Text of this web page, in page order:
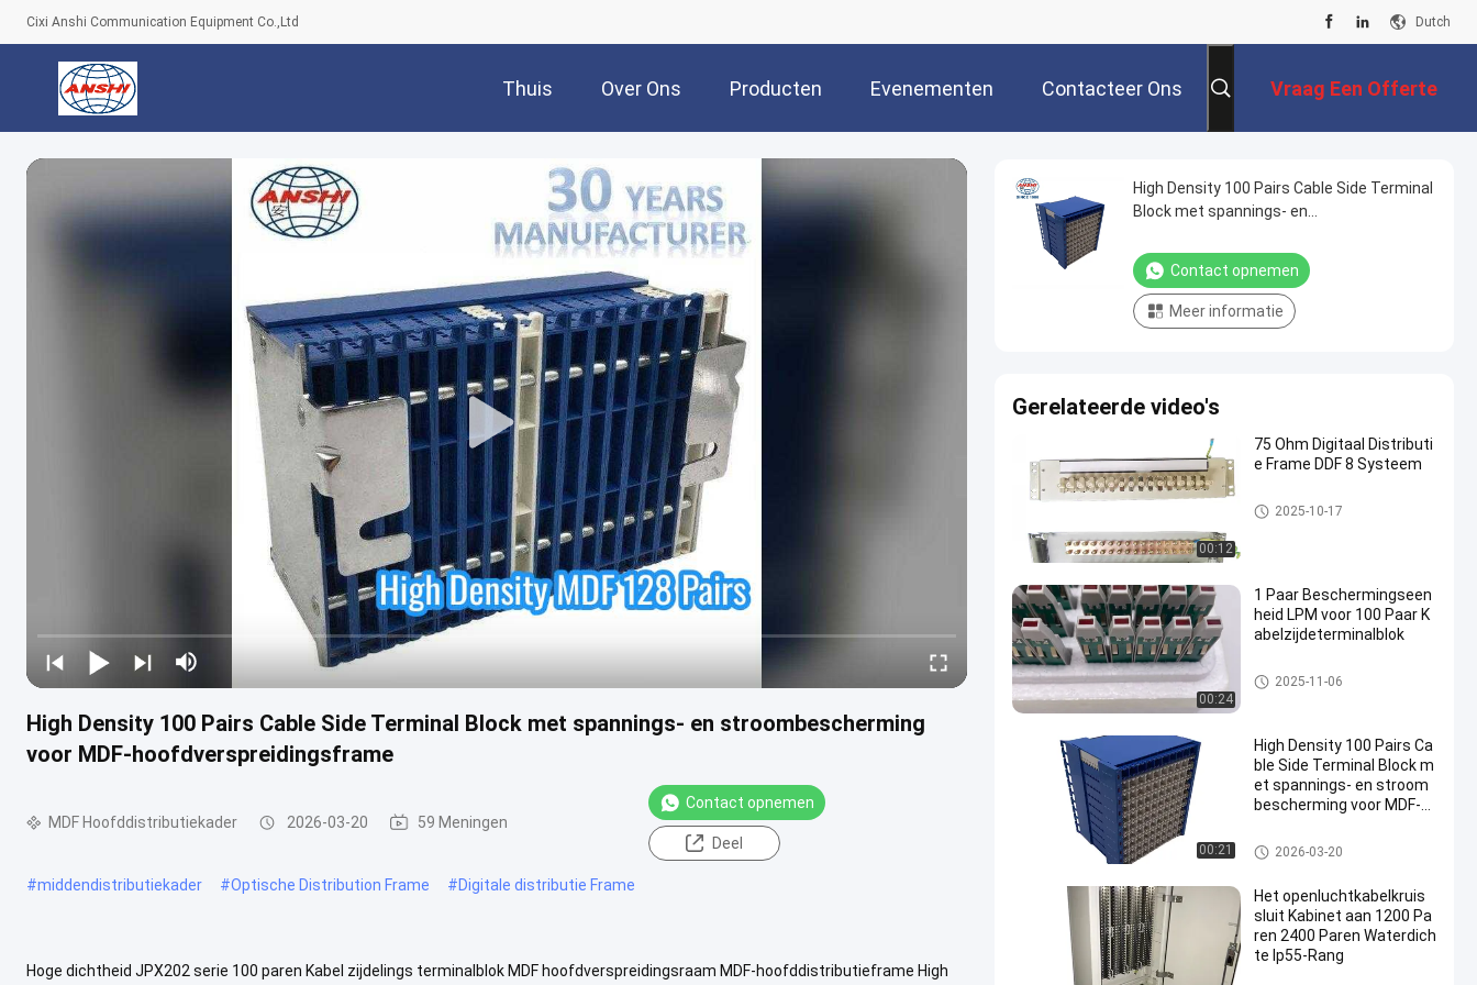
Cixi Anshi Communication Equipment Co.,Ltd Dutch
Thuis Over Ons Producten Evenementen Contacteer Ons Vraag Een Offerte
Aan
High Density 100 Pairs Cable Side Terminal Block met spannings- en stroombescherming
voor MDF-hoofdverspreidingsframe
MDF Hoofddistributiekader 2026-03-20 59 Meningen
Contact opnemen
Deel
#middendistributiekader #Optische Distribution Frame #Digitale distributie Frame
Hoge dichtheid JPX202 serie 100 paren Kabel zijdelings terminalblok MDF hoofdverspreidingsraam MDF-hoofddistributieframe High
High Density 100 Pairs Cable Side Terminal
Block met spannings- en
hoofdverspreidingsframe
Contact opnemen
Meer informatie
Gerelateerde video's
00:12
75 Ohm Digitaal Distributi
e Frame DDF 8 Systeem
MDF Hoofddistributiekader
2025-10-17
00:24
1 Paar Beschermingseen
heid LPM voor 100 Paar K
abelzijdeterminalblok
MDF Hoofddistributiekader
2025-11-06
00:21
High Density 100 Pairs Ca
ble Side Terminal Block m
et spannings- en stroom
bescherming voor MDF-h
MDF Hoofddistributiekader
2026-03-20
Het openluchtkabelkruis
sluit Kabinet aan 1200 Pa
ren 2400 Paren Waterdich
te Ip55-Rang